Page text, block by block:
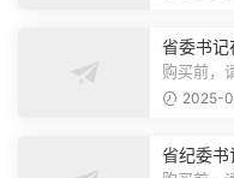
省委书记
购买前，
注，精彩
2025-
省纪委书